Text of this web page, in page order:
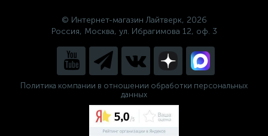
© Интернет-магазин Лайтверк, 2026
Россия, Москва, ул. Ибрагимова 12, оф. 3
Политика компании в отношении обработки персональных
данных